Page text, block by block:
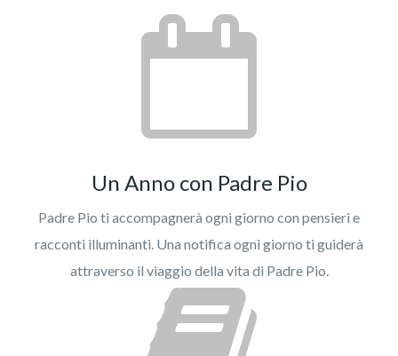
Un Anno con Padre Pio
Padre Pio ti accompagnerà ogni giorno con pensieri e
racconti illuminanti. Una notifica ogni giorno ti guiderà
attraverso il viaggio della vita di Padre Pio.